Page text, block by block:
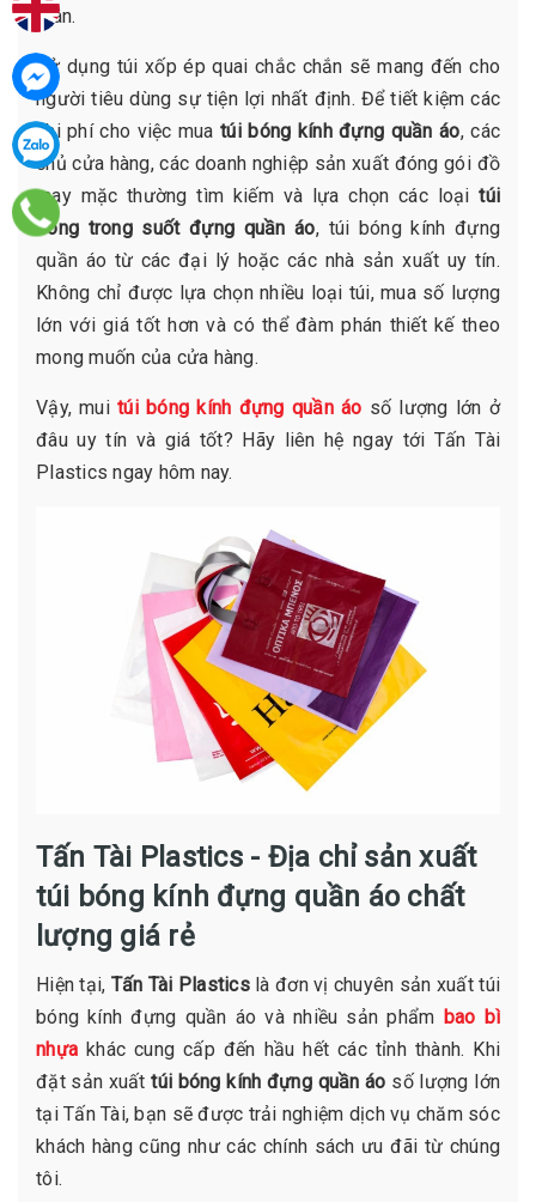
thân.
Sử dụng túi xốp ép quai chắc chắn sẽ mang đến cho
người tiêu dùng sự tiện lợi nhất định. Để tiết kiệm các
chi phí cho việc muatúi bóng kính đựng quần áo, các
chủ cửa hàng, các doanh nghiệp sản xuất đóng gói đồ
may mặc thường tìm kiếm và lựa chọn các loại túi
bóng trong suốt đựng quần áo, túi bóng kính đựng
quần áo từ các đại lý hoặc các nhà sản xuất uy tín.
Không chỉ được lựa chọn nhiều loại túi, mua số lượng
lớn với giá tốt hơn và có thể đàm phán thiết kế theo
mong muốn của cửa hàng.
Vậy, mui túi bóng kính đựng quần áo số lượng lớn ở
đâu uy tín và giá tốt? Hãy liên hệ ngay tới Tấn Tài
Plastics ngay hôm nay.
Tấn Tài Plastics - Địa chỉ sản xuất
túi bóng kính đựng quần áo chất
lượng giá rẻ
Hiện tại, Tấn Tài Plasticslà đơn vị chuyên sản xuất túi
bóng kính đựng quần áo và nhiều sản phẩm bao bì
nhựa khác cung cấp đến hầu hết các tỉnh thành. Khi
đặt sản xuấttúi bóng kính đựng quần áo số lượng lớn
tại Tấn Tài, bạn sẽ được trải nghiệm dịch vụ chăm sóc
khách hàng cũng như các chính sách ưu đãi từ chúng
tôi.